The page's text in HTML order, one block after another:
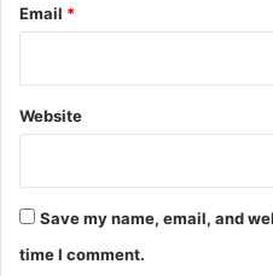
Email *
Website
Save my name, email, and
time I comment.